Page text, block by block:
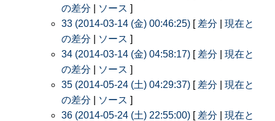
の差分
ソース ]
33 (2014-03-14 (金) 00:46:25) [ 差分
現在と
の差分
ソース ]
34 (2014-03-14 (金) 04:58:17) [ 差分
現在と
の差分
ソース ]
35 (2014-05-24 (土) 04:29:37) [ 差分
現在と
の差分
ソース ]
36 (2014-05-24 (土) 22:55:00) [ 差分
現在と